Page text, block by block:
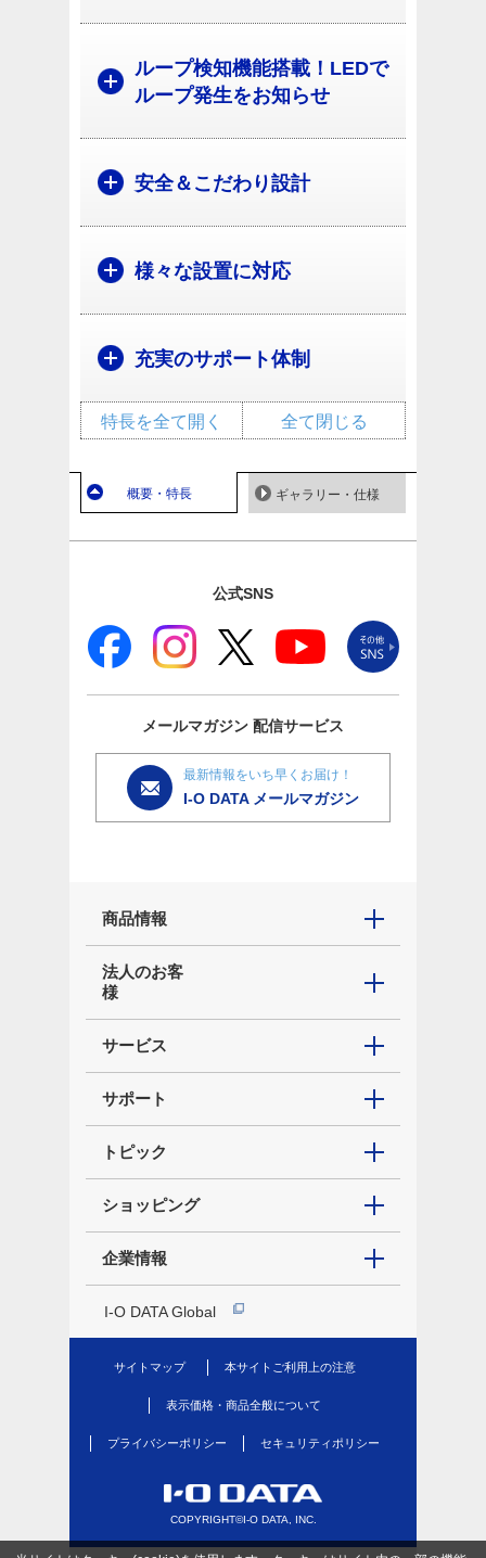
ループ検知機能搭載！LEDで
ループ発生をお知らせ
安全＆こだわり設計
様々な設置に対応
充実のサポート体制
全て閉じる
特長を全て開く
概要・特長 ギャラリー・仕様
公式SNS
メールマガジン 配信サービス
最新情報をいち早くお届け！
I-O DATA メールマガジン
商品情報
法人のお客
様
サービス
サポート
トピック
ショッピング
企業情報
I-O DATA Global
サイトマップ 本サイトご利用上の注意
表示価格・商品全般について
プライバシーポリシー セキュリティポリシー
COPYRIGHT©I-O DATA, INC.